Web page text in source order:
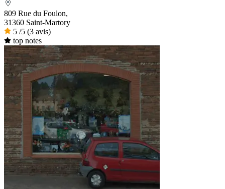
809 Rue du Foulon,
31360 Saint-Martory
5 /5 (3 avis)
top notes